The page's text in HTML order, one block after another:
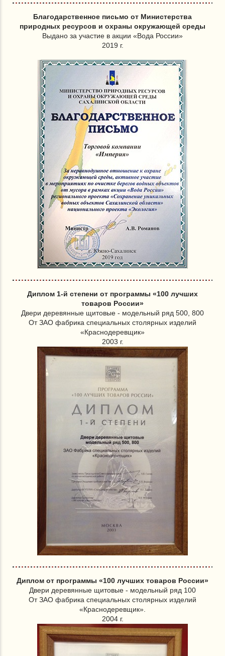
Благодарственное письмо от Министерства
природных ресурсов и охраны окружающей среды
Выдано за участие в акции «Вода России»
2019 г.
Диплом 1-й степени от программы «100 лучших
товаров России»
Двери деревянные щитовые - модельный ряд 500, 800
От ЗАО фабрика специальных столярных изделий
«Краснодеревщик»
2003 г.
Диплом от программы «100 лучших товаров России»
Двери деревянные щитовые - модельный ряд 100
От ЗАО фабрика специальных столярных изделий
«Краснодеревщик».
2004 г.